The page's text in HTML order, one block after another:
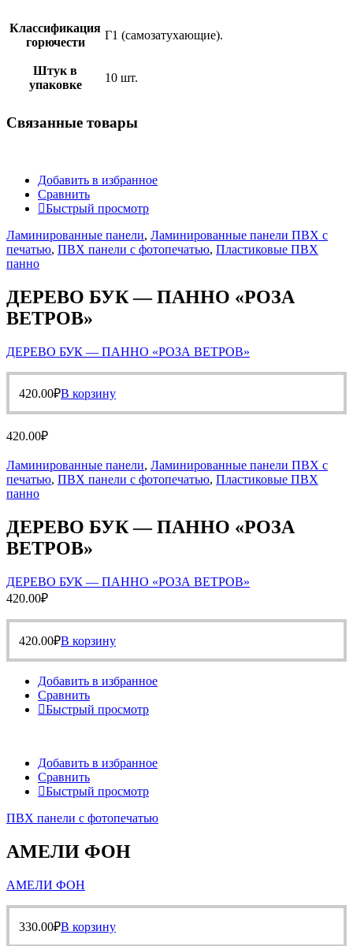
Классификация
горючести
Г1 (самозатухающие).
Штук в
упаковке
10 шт.
Связанные товары
Добавить в избранное
Сравнить
Быстрый просмотр
Ламинированные панели, Ламинированные панели ПВХ с
печатью, ПВХ панели с фотопечатью, Пластиковые ПВХ
панно
ДЕРЕВО БУК — ПАННО «РОЗА
ВЕТРОВ»
ДЕРЕВО БУК — ПАННО «РОЗА ВЕТРОВ»
420.00₽В корзину
420.00₽
Ламинированные панели, Ламинированные панели ПВХ с
печатью, ПВХ панели с фотопечатью, Пластиковые ПВХ
панно
ДЕРЕВО БУК — ПАННО «РОЗА
ВЕТРОВ»
ДЕРЕВО БУК — ПАННО «РОЗА ВЕТРОВ»
420.00₽
420.00₽В корзину
Добавить в избранное
Сравнить
Быстрый просмотр
Добавить в избранное
Сравнить
Быстрый просмотр
ПВХ панели с фотопечатью
АМЕЛИ ФОН
АМЕЛИ ФОН
330.00₽В корзину